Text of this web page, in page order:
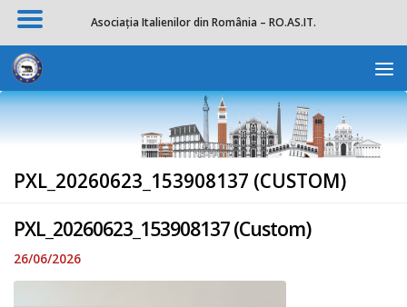
Skip to content
PXL_20260623_153908137 (CUSTOM)
PXL_20260623_153908137 (Custom)
26/06/2026
Asociația Italienilor din România – RO.AS.IT.